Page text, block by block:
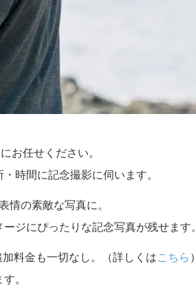
お任せください。
時間に記念撮影に伺います。
情の素敵な写真に。
ジにぴったりな記念写真が残せます。
料金も一切なし。（詳しくはこちら ）
。